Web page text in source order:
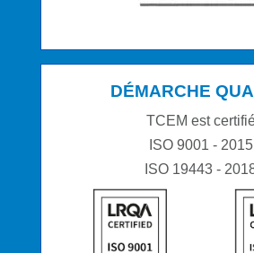
DÉMARCHE
TCEM est
ISO 9001 - 2015
ISO 19443 -